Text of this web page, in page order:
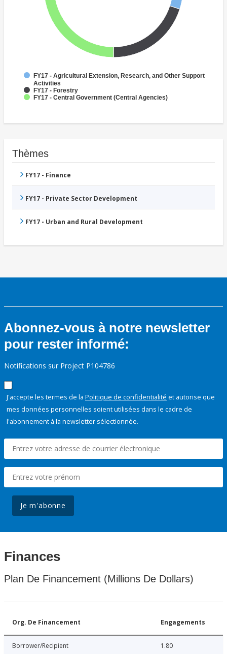
FY17 - Agricultural Extension, Research, and Other Support
Activities
FY17 - Forestry
FY17 - Central Government (Central Agencies)
Thèmes
FY17 - Finance
FY17 - Private Sector Development
FY17 - Urban and Rural Development
Abonnez-vous à notre newsletter
pour rester informé:
Notifications sur Project P104786
J'accepte les termes de la Politique de confidentialité et autorise que
mes données personnelles soient utilisées dans le cadre de
l'abonnement à la newsletter sélectionnée.
Je m'abonne
Finances
Plan De Financement (Millions De Dollars)
Org. De Financement Engagements
Borrower/Recipient 1.80